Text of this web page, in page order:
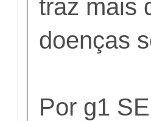
traz mais
doenças
Por g1 SE